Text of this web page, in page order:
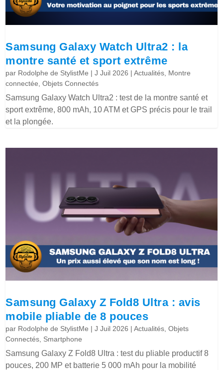
Samsung Galaxy Watch Ultra2 : la
montre santé et sport extrême
par Rodolphe de StylistMe |J Juil 2026 |Actualités Montre
connectée ,Objets Connectés
Samsung Galaxy Watch Ultra2 : test de la montre santé et
sport extrême, 800 mAh, 10 ATM et GPS précis pour le trail
et la plongée.
Samsung Galaxy Z Fold8 Ultra : avis
mobile pliable de 8 pouces
par Rodolphe de StylistMe |J Juil 2026 |Actualités ,Objets
Connectés Smartphone
Samsung Galaxy Z Fold8 Ultra : test du pliable productif 8
pouces, 200 MP et batterie 5 000 mAh pour la mobilité